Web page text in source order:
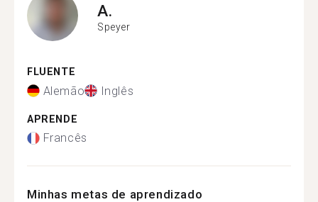
A.
Speyer
FLUENTE
Alemão Inglês
APRENDE
Francês
Minhas metas de aprendizado